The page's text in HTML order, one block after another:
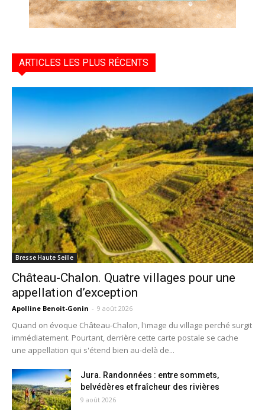
ARTICLES LES PLUS RÉCENTS
Bresse Haute Seille
Château-Chalon. Quatre villages pour une
appellation d’exception
Apolline Benoit-Gonin - 9 août 2026
Quand on évoque Château-Chalon, l'image du village perché surgit
immédiatement. Pourtant, derrière cette carte postale se cache
une appellation qui s'étend bien au-delà de...
Jura. Randonnées : entre sommets,
belvédères et fraîcheur des rivières
9 août 2026